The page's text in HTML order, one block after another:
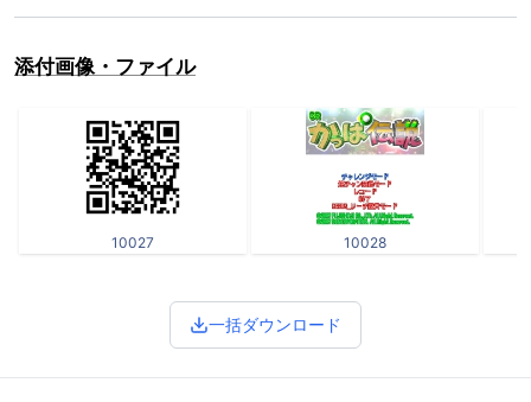
添付画像・ファイル
10027 10028
一括ダウンロード